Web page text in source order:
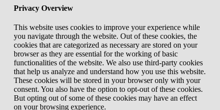
Privacy Overview
This website uses cookies to improve your experience while
you navigate through the website. Out of these cookies, the
cookies that are categorized as necessary are stored on your
browser as they are essential for the working of basic
functionalities of the website. We also use third-party cookies
that help us analyze and understand how you use this website.
These cookies will be stored in your browser only with your
consent. You also have the option to opt-out of these cookies.
But opting out of some of these cookies may have an effect
on your browsing experience.